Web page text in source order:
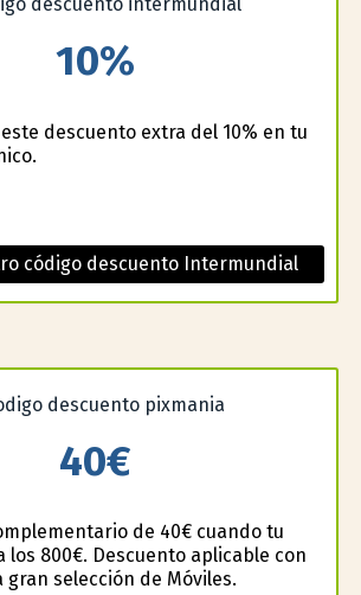
10%
descuento extra del 10% en tu
código descuento Intermundial
40€
de 40€ cuando tu
los 800€. Descuento aplicable con
gran selección de Móviles.